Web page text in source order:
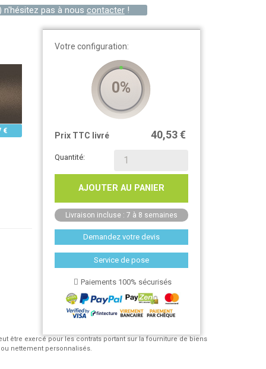
n'hésitez pas à nous contacter!
€
Votre configuration:
0%
Prix TTC livré 40,53 €
Quantité:
AJOUTER AU PANIER
Livraison incluse : 7 à 8 semaines
Demandez votre devis
Service de pose
Paiements 100% sécurisés
être exercé pour les contrats portant sur la fourniture de biens
nettement personnalisés.